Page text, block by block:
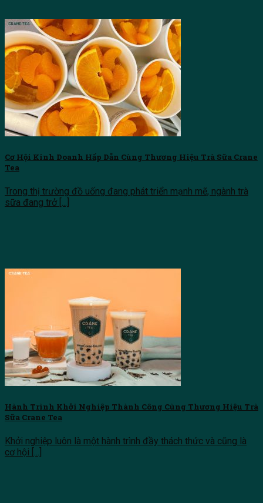
Cơ Hội Kinh Doanh Hấp Dẫn Cùng Thương Hiệu Trà Sữa Crane
Tea
Trong thị trường đồ uống đang phát triển mạnh mẽ, ngành trà
sữa đang trở [...]
Hành Trình Khởi Nghiệp Thành Công Cùng Thương Hiệu Trà
Sữa Crane Tea
Khởi nghiệp luôn là một hành trình đầy thách thức và cũng là
cơ hội [...]